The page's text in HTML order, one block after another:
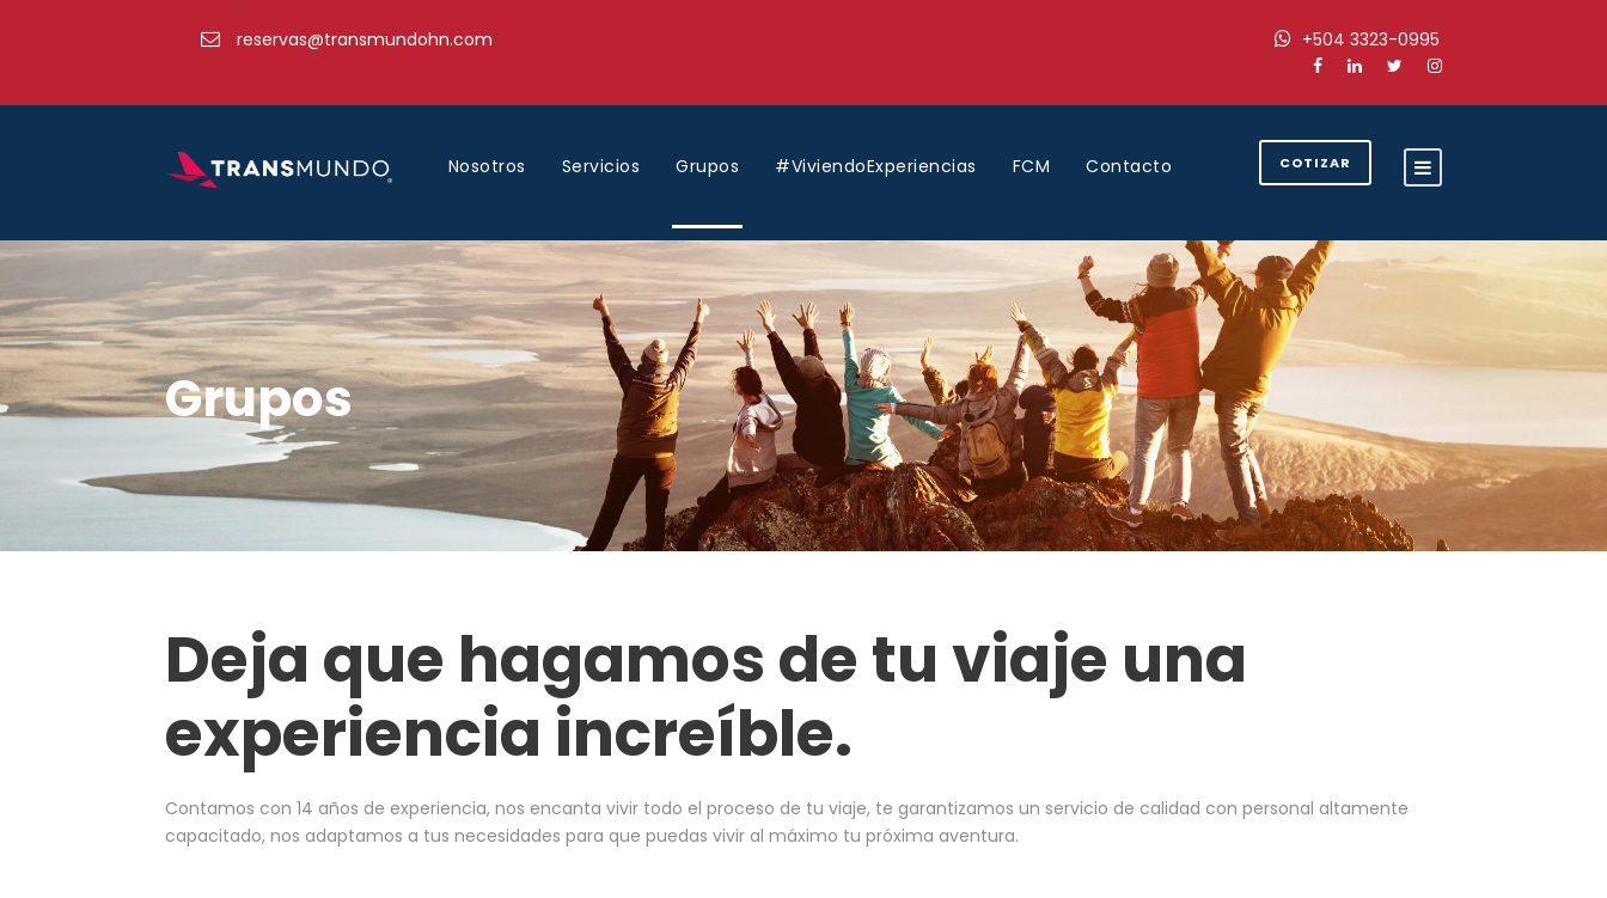
reservas@transmundohn.com +504 3323-0995
Nosotros Servicios Grupos #ViviendoExperiencias FCM Contacto COTIZAR
Grupos
Deja que hagamos de tu viaje una
experiencia increíble.
Contamos con 14 años de experiencia, nos encanta vivir todo el proceso de tu viaje, te garantizamos un servicio de calidad con personal altamente
capacitado, nos adaptamos a tus necesidades para que puedas vivir al máximo tu próxima aventura.